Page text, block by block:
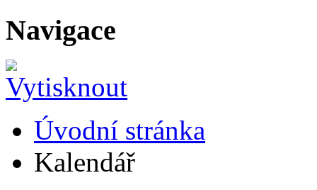
Navigace
Úvodní stránka
Kalendář